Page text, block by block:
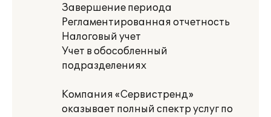
Завершение периода
Регламентированная отчетность
Налоговый учет
Учет в обособленный
подразделениях
Компания «Сервистренд»
оказывает полный спектр услуг по